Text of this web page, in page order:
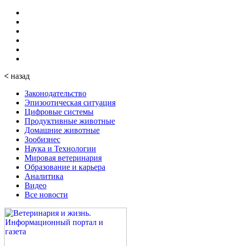
< назад
Законодательство
Эпизоотическая ситуация
Цифровые системы
Продуктивные животные
Домашние животные
Зообизнес
Наука и Технологии
Мировая ветеринария
Образование и карьера
Аналитика
Видео
Все новости